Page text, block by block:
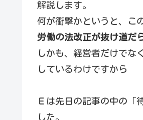
解説します。
何が衝撃かというと、こ
労働の法改正が抜け道だ
しかも、経営者だけでな
しているわけですから
Ｅは先日の記事の中の「
した。